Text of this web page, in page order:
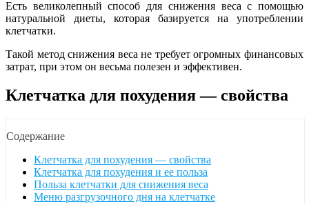
Есть великолепный способ для снижения веса с помощью
натуральной диеты, которая базируется на употреблении
клетчатки.
Такой метод снижения веса не требует огромных финансовых
затрат, при этом он весьма полезен и эффективен.
Клетчатка для похудения — свойства
Содержание
Клетчатка для похудения — свойства
Клетчатка для похудения и ее польза
Польза клетчатки для снижения веса
Меню разгрузочного дня на клетчатке